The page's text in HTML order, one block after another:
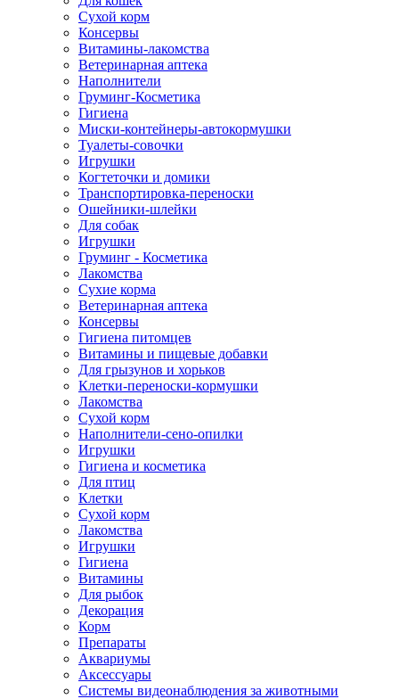
Сухой корм
Консервы
Витамины-лакомства
Ветеринарная аптека
Наполнители
Груминг-Косметика
Гигиена
Миски-контейнеры-автокормушки
Туалеты-совочки
Игрушки
Когтеточки и домики
Транспортировка-переноски
Ошейники-шлейки
Для собак
Игрушки
Груминг - Косметика
Лакомства
Сухие корма
Ветеринарная аптека
Консервы
Гигиена питомцев
Витамины и пищевые добавки
Для грызунов и хорьков
Клетки-переноски-кормушки
Лакомства
Сухой корм
Наполнители-сено-опилки
Игрушки
Гигиена и косметика
Для птиц
Клетки
Сухой корм
Лакомства
Игрушки
Гигиена
Витамины
Для рыбок
Декорация
Корм
Препараты
Аквариумы
Аксессуары
Cистемы видеонаблюдения за животными